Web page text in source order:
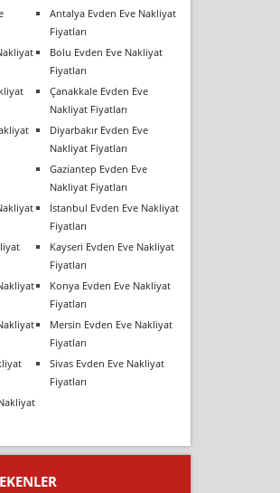
Antalya Evden Eve Nakliyat
Fiyatları
Bolu Evden Eve Nakliyat
Fiyatları
Çanakkale Evden Eve
Nakliyat Fiyatları
Diyarbakır Evden Eve
Nakliyat Fiyatları
Gaziantep Evden Eve
Nakliyat Fiyatları
İstanbul Evden Eve Nakliyat
Fiyatları
Kayseri Evden Eve Nakliyat
Fiyatları
Konya Evden Eve Nakliyat
Fiyatları
Mersin Evden Eve Nakliyat
Fiyatları
Sivas Evden Eve Nakliyat
Fiyatları